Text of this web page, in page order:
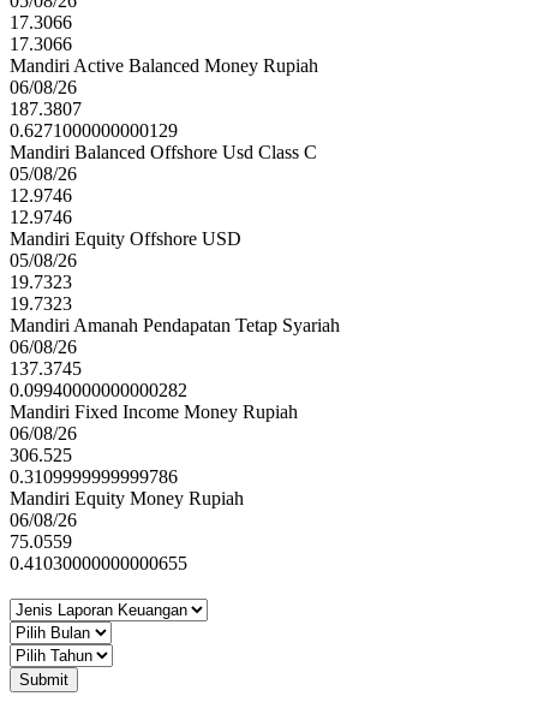
17.3066
17.3066
Mandiri Active Balanced Money Rupiah
06/08/26
187.3807
0.6271000000000129
Mandiri Balanced Offshore Usd Class C
05/08/26
12.9746
12.9746
Mandiri Equity Offshore USD
05/08/26
19.7323
19.7323
Mandiri Amanah Pendapatan Tetap Syariah
06/08/26
137.3745
0.09940000000000282
Mandiri Fixed Income Money Rupiah
06/08/26
306.525
0.3109999999999786
Mandiri Equity Money Rupiah
06/08/26
75.0559
0.41030000000000655
Submit